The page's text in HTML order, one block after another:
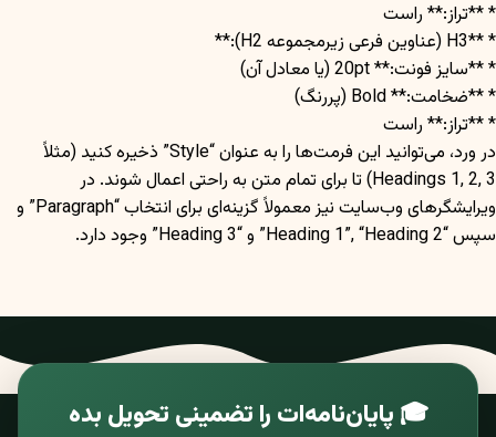
* **تراز:** راست
* **H3 (عناوین فرعی زیرمجموعه H2):**
* **سایز فونت:** 20pt (یا معادل آن)
* **ضخامت:** Bold (پررنگ)
* **تراز:** راست
در ورد، می‌توانید این فرمت‌ها را به عنوان “Style” ذخیره کنید (مثلاً
Headings 1, 2, 3) تا برای تمام متن به راحتی اعمال شوند. در
ویرایشگرهای وب‌سایت نیز معمولاً گزینه‌ای برای انتخاب “Paragraph” و
سپس “Heading 1”, “Heading 2” و “Heading 3” وجود دارد.
🎓 پایان‌نامه‌ات را تضمینی تحویل بده